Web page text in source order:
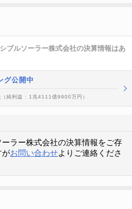
ブルソーラー株式会社の決算情報はあ
グ公開中
（純利益 : 1兆4111億9900万円）
ラー株式会社の決算情報をご存
がお問い合わせよりご連絡くださ